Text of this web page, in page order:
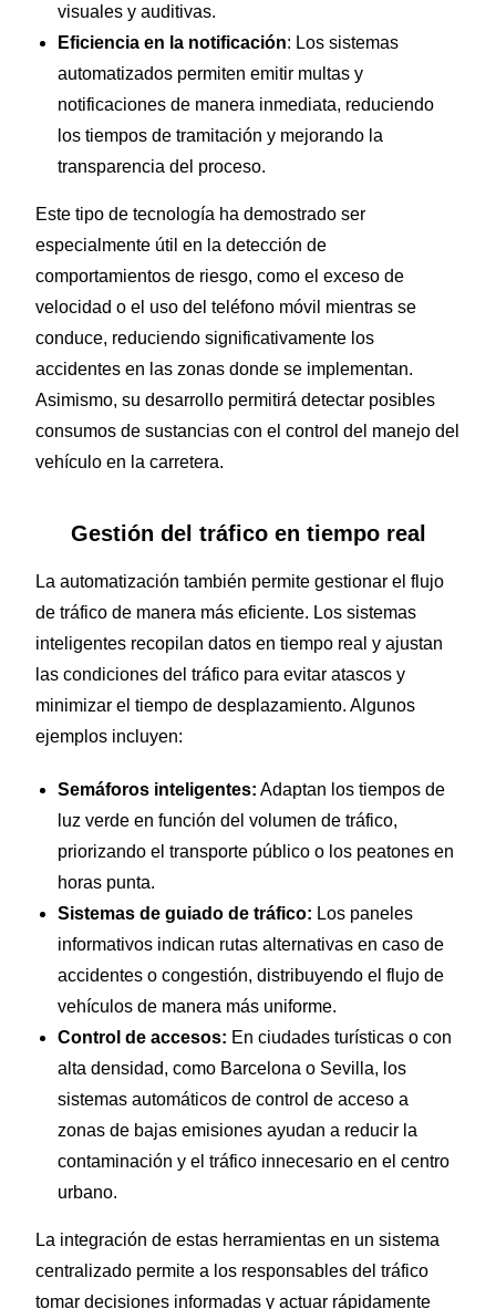
visuales y auditivas.
Eficiencia en la notificación: Los sistemas
automatizados permiten emitir multas y
notificaciones de manera inmediata, reduciendo
los tiempos de tramitación y mejorando la
transparencia del proceso.
Este tipo de tecnología ha demostrado ser
especialmente útil en la detección de
comportamientos de riesgo, como el exceso de
velocidad o el uso del teléfono móvil mientras se
conduce, reduciendo significativamente los
accidentes en las zonas donde se implementan.
Asimismo, su desarrollo permitirá detectar posibles
consumos de sustancias con el control del manejo del
vehículo en la carretera.
Gestión del tráfico en tiempo real
La automatización también permite gestionar el flujo
de tráfico de manera más eficiente. Los sistemas
inteligentes recopilan datos en tiempo real y ajustan
las condiciones del tráfico para evitar atascos y
minimizar el tiempo de desplazamiento. Algunos
ejemplos incluyen:
Semáforos inteligentes: Adaptan los tiempos de
luz verde en función del volumen de tráfico,
priorizando el transporte público o los peatones en
horas punta.
Sistemas de guiado de tráfico: Los paneles
informativos indican rutas alternativas en caso de
accidentes o congestión, distribuyendo el flujo de
vehículos de manera más uniforme.
Control de accesos: En ciudades turísticas o con
alta densidad, como Barcelona o Sevilla, los
sistemas automáticos de control de acceso a
zonas de bajas emisiones ayudan a reducir la
contaminación y el tráfico innecesario en el centro
urbano.
La integración de estas herramientas en un sistema
centralizado permite a los responsables del tráfico
tomar decisiones informadas y actuar rápidamente